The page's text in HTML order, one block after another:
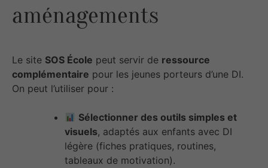
aménagements
Le site SOS École peut servir de ressource
complémentaire pour les jeunes porteurs d’une DI.
On peut l’utiliser pour :
Sélectionner des outils simples et
visuels, adaptés aux enfants avec DI
légère (fiches pratiques, routines,
tableaux de motivation).